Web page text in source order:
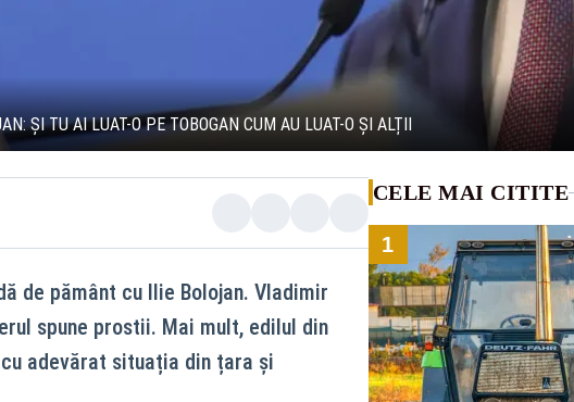
ȘI TU AI LUAT-O PE TOBOGAN CUM AU LUAT-O ȘI ALȚII
de pământ cu Ilie Bolojan. Vladimir
spune prostii. Mai mult, edilul din
adevărat situația din țara și
CELE MAI CITITE
1